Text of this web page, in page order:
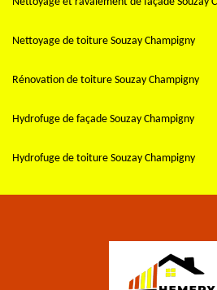
Nettoyage de toiture Souzay Champigny
Rénovation de toiture Souzay Champigny
Hydrofuge de façade Souzay Champigny
Hydrofuge de toiture Souzay Champigny